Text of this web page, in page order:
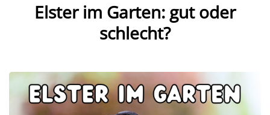
Elster im Garten: gut oder
schlecht?